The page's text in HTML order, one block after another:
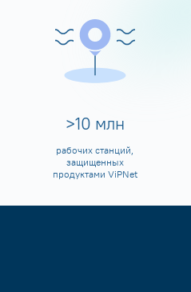
>10 млн
рабочих станций,
защищенных
продуктами ViPNet